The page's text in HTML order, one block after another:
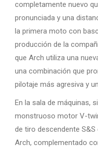
completamente nuevo
pronunciada y una
la primera moto con
producción de la
que Arch utiliza una
una combinación que
pilotaje más agresiva y
En la sala de máquinas,
monstruoso motor V-
de tiro descendente
Arch, complementado